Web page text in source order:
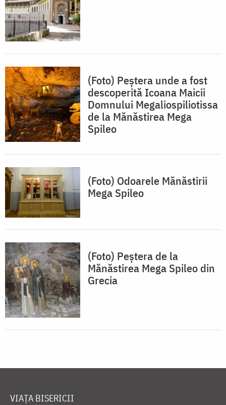
(Foto) Peștera unde a fost
descoperită Icoana Maicii
Domnului Megaliospiliotissa
de la Mănăstirea Mega
Spileo
(Foto) Odoarele Mănăstirii
Mega Spileo
(Foto) Peștera de la
Mănăstirea Mega Spileo din
Grecia
VIAȚA BISERICII